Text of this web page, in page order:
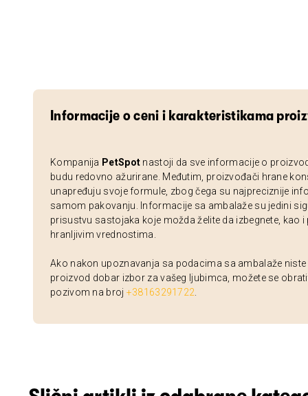
Informacije o ceni i karakteristikama
Kompanija PetSpot nastoji da sve informacije o
budu redovno ažurirane. Međutim, proizvođači hrane
unapređuju svoje formule, zbog čega su najpreciznije
samom pakovanju. Informacije sa ambalaže su jedini
prisustvu sastojaka koje možda želite da izbegnete, kao
hranljivim vrednostima.
Ako nakon upoznavanja sa podacima sa ambalaže niste
proizvod dobar izbor za vašeg ljubimca, možete se
pozivom na broj +38163291722